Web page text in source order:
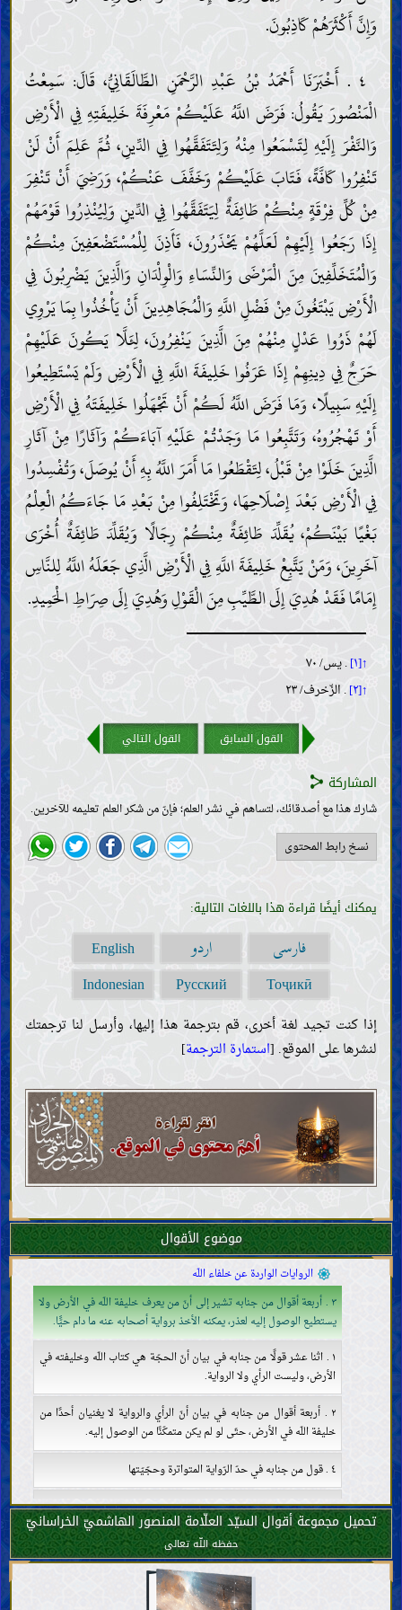
وَإِنَّ أَكْثَرَهُمْ كَاذِبُونَ.
٤ . أَخْبَرَنَا أَحْمَدُ بْنُ عَبْدِ الرَّحْمَنِ الطَّالَقَانِيُّ، قَالَ: سَمِعْتُ
الْمَنْصُورَ يَقُولُ: فَرَضَ اللَّهُ عَلَيْكُمْ مَعْرِفَةَ خَلِيفَتِهِ فِي الْأَرْضِ
وَالنَّفْرَ إِلَيْهِ لِتَسْمَعُوا مِنْهُ وَلِتَتَفَقَّهُوا فِي الدِّينِ، ثُمَّ عَلِمَ أَنْ لَنْ
تَنْفِرُوا كَافَّةً، فَتَابَ عَلَيْكُمْ وَخَفَّفَ عَنْكُمْ، وَرَضِيَ أَنْ تَنْفِرَ
مِنْ كُلِّ فِرْقَةٍ مِنْكُمْ طَائِفَةٌ لِيَتَفَقَّهُوا فِي الدِّينِ وَلِيُنْذِرُوا قَوْمَهُمْ
إِذَا رَجَعُوا إِلَيْهِمْ لَعَلَّهُمْ يَحْذَرُونَ، فَأَذِنَ لِلْمُسْتَضْعَفِينَ مِنْكُمْ
وَالْمُتَخَلِّفِينَ مِنَ الْمَرْضَى وَالنِّسَاءِ وَالْوِلْدَانِ وَالَّذِينَ يَضْرِبُونَ فِي
الْأَرْضِ يَبْتَغُونَ مِنْ فَضْلِ اللَّهِ وَالْمُجَاهِدِينَ أَنْ يَأْخُذُوا بِمَا يَرْوِي
لَهُمْ ذَوُوا عَدْلٍ مِنْهُمْ مِنَ الَّذِينَ يَنْفِرُونَ، لِئَلَّا يَكُونَ عَلَيْهِمْ
حَرَجٌ فِي دِينِهِمْ إِذَا عَرَفُوا خَلِيفَةَ اللَّهِ فِي الْأَرْضِ وَلَمْ يَسْتَطِيعُوا
إِلَيْهِ سَبِيلًا، وَمَا فَرَضَ اللَّهُ لَكُمْ أَنْ تَجْهَلُوا خَلِيفَتَهُ فِي الْأَرْضِ
أَوْ تَهْجُرُوهُ، وَتَتَّبِعُوا مَا وَجَدْتُمْ عَلَيْهِ آبَاءَكُمْ وَآثَارًا مِنْ آثَارِ
الَّذِينَ خَلَوْا مِنْ قَبْلُ، لِتَقْطَعُوا مَا أَمَرَ اللَّهُ بِهِ أَنْ يُوصَلَ، وَتُفْسِدُوا
فِي الْأَرْضِ بَعْدَ إِصْلَاحِهَا، وَتَخْتَلِفُوا مِنْ بَعْدِ مَا جَاءَكُمُ الْعِلْمُ
بَغْيًا بَيْنَكُمْ، يُقَلِّدَ طَائِفَةٌ مِنْكُمْ رِجَالًا وَيُقَلِّدَ طَائِفَةٌ أُخْرَى
آخَرِينَ، وَمَنْ يَتَّبِعْ خَلِيفَةَ اللَّهِ فِي الْأَرْضِ الَّذِي جَعَلَهُ اللَّهُ لِلنَّاسِ
إِمَامًا فَقَدْ هُدِيَ إِلَى الطَّيِّبِ مِنَ الْقَوْلِ وَهُدِيَ إِلَى صِرَاطِ الْحَمِيدِ.
↑[١] . يس/ ٧٠
↑[٢] . الزّخرف/ ٢٣
القول السابق القول التالي
المشاركة
شارك هذا مع أصدقائك، لتساهم في نشر العلم؛ فإنّ من شكر العلم تعليمه للآخرين.
نسخ رابط المحتوى
يمكنك أيضًا قراءة هذا باللغات التالية:
فارسی اردو English
Тоҷикӣ
Русский
Indonesian
إذا كنت تجيد لغة أخرى، قم بترجمة هذا إليها، وأرسل لنا ترجمتك
لنشرها على الموقع. [استمارة الترجمة]
موضوع الأقوال
المقدّمات
العقل
معنى العلم ووجوب اكتسابه
موانع العلم وذمّ أهلها
صفات العلماء وواجباتهم
الحجّة
كتاب اللّه
تفسير بعض آيات القرآن
خليفة اللّه
ضرورة خليفة اللّه وصفاته
الروايات الواردة عن خلفاء اللّه
٣ . أربعة أقوال من جنابه تشير إلى أنّ من يعرف خليفة اللّه في الأرض ولا
يستطيع الوصول إليه لعذر، يمكنه الأخذ برواية أصحابه عنه ما دام حيًّا.
١ . اثنا عشر قولًا من جنابه في بيان أنّ الحجّة هي كتاب اللّه وخليفته في
الأرض، وليست الرأي ولا الرواية.
٢ . أربعة أقوال من جنابه في بيان أنّ الرأي والرواية لا يغنيان أحدًا من
خليفة اللّه في الأرض، حتّى لو لم يكن متمكّنًا من الوصول إليه.
٤ . قول من جنابه في حدّ الرّواية المتواترة وحجّيّتها
٥ . أربعة أقوال من جنابه في خير حديث رواه المحدّثون.
٦ . قولان من جنابه في بيان أنّ أحسن الحديث كتاب اللّه وكلّ حديث
يخالف كتاب اللّه فهو زخرف.
٧ . ثمانية أقوال من جنابه في بيان حجّيّة سنّة النّبيّ، وذمّ الذين لا
تحميل مجموعة أقوال السيّد العلّامة المنصور الهاشميّ الخراسانيّ
حفظه اللّه تعالى